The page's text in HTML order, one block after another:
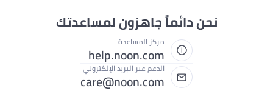
نحن دائماً جاهزون لمساعدتك
مركز المساعدة
help.noon.com
الدعم عبر البريد الإلكتروني
care@noon.com